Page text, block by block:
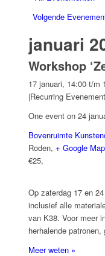
Volgende
januari
Workshop
17 januari, 14:00 t/m
|Recurring Evenement
One event on 24
Bovenruimte
Roden, + Google
€25,
Op zaterdag 17 en
inclusief alle
van K38. Voor meer
herhalende
Meer weten »